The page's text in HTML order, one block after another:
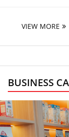
VIEW MORE
BUSINESS